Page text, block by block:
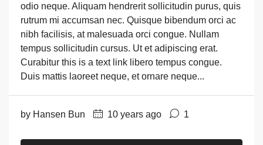
odio neque. Aliquam hendrerit sollicitudin purus, quis
rutrum mi accumsan nec. Quisque bibendum orci ac
nibh facilisis, at malesuada orci congue. Nullam
tempus sollicitudin cursus. Ut et adipiscing erat.
Curabitur this is a text link libero tempus congue.
Duis mattis laoreet neque, et ornare neque...
by Hansen Bun 10 years ago 1